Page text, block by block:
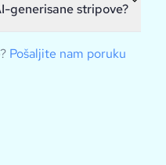
generisane stripove?
Pošaljite nam poruku